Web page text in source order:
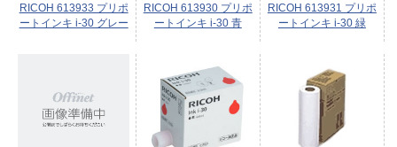
RICOH 613933 プリポ
ートインキ i-30 グレー
RICOH 613930 プリポ
ートインキ i-30 青
RICOH 613931 プリポ
ートインキ i-30 緑